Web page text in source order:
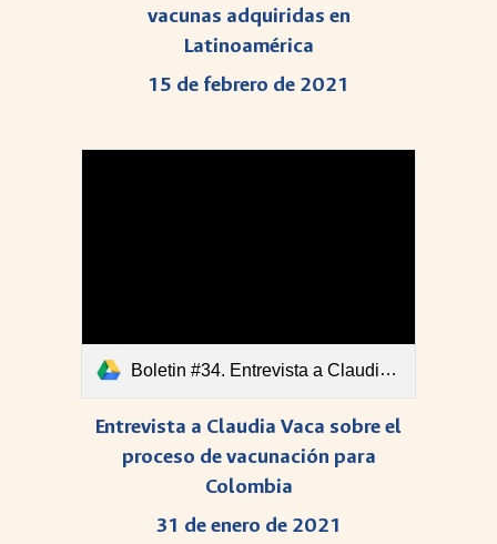
vacunas adquiridas en
Latinoamérica
15 de febrero de 2021
Boletin #34. Entrevista a Claudia Vaca sobre el proceso de vacunación para Colombia 31 de enero de 2021.pdf
Entrevista a Claudia Vaca sobre el
proceso de vacunación para
Colombia
31 de enero de 2021